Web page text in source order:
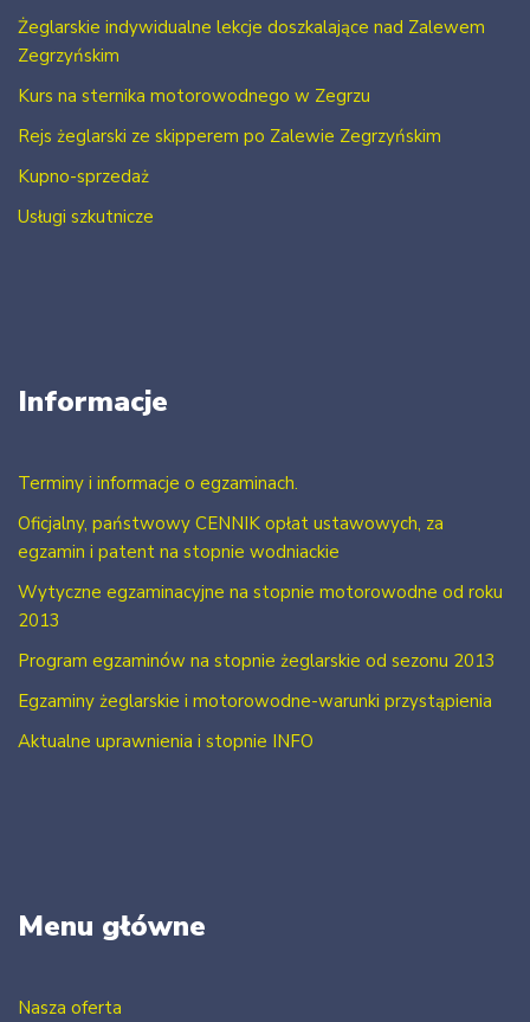
Żeglarskie indywidualne lekcje doszkalające nad Zalewem
Zegrzyńskim
Kurs na sternika motorowodnego w Zegrzu
Rejs żeglarski ze skipperem po Zalewie Zegrzyńskim
Kupno-sprzedaż
Usługi szkutnicze
Informacje
Terminy i informacje o egzaminach.
Oficjalny, państwowy CENNIK opłat ustawowych, za
egzamin i patent na stopnie wodniackie
Wytyczne egzaminacyjne na stopnie motorowodne od roku
2013
Program egzaminów na stopnie żeglarskie od sezonu 2013
Egzaminy żeglarskie i motorowodne-warunki przystąpienia
Aktualne uprawnienia i stopnie INFO
Menu główne
Nasza oferta